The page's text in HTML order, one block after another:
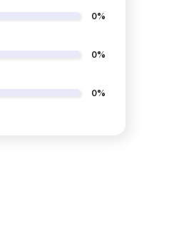
0%
0%
0%